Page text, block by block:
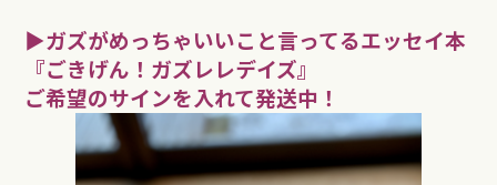
▶︎ガズがめっちゃいいこと言ってるエッセイ本
『ごきげん！ガズレレデイズ』
ご希望のサインを入れて発送中！